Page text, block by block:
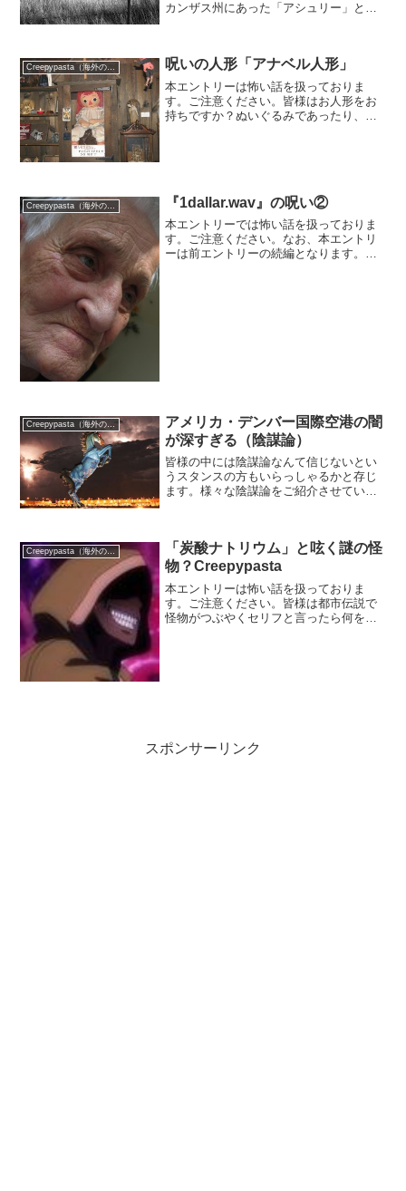
カンザス州にあった「アシュリー」とい
1952年に起こった直下型地...
Creepypasta（海外の都市伝説） 呪いの人形「アナベル人形」
本エントリーは怖い話を扱っておりま
す。ご注意ください。皆様はお人形をお
持ちですか？ぬいぐるみであったり、フ
Creepypasta（海外の都市伝説） 『1dallar.wav』の呪い②
本エントリーでは怖い話を扱っておりま
す。ご注意ください。なお、本エントリ
ーは前エントリーの続編となります。前
Creepypasta（海外の都市伝説）
アメリカ・デンバー国際空港の闇
が深すぎる（陰謀論）
皆様の中には陰謀論なんて信じないとい
うスタンスの方もいらっしゃるかと存じ
ます。様々な陰謀論をご紹介させていた
確かに仮に自分たちが何か...
Creepypasta（海外の都市伝説）
「炭酸ナトリウム」と呟く謎の怪
物？Creepypasta
本エントリーは怖い話を扱っておりま
す。ご注意ください。皆様は都市伝説で
怪物がつぶやくセリフと言ったら何を思
スポンサーリンク